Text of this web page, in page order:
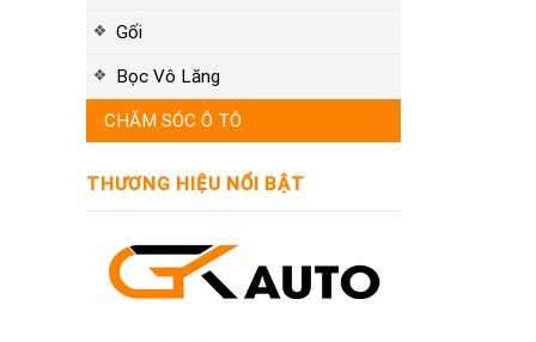
Gối
Bọc Vô Lăng
CHĂM SÓC Ô TÔ
THƯƠNG HIỆU NỔI BẬT